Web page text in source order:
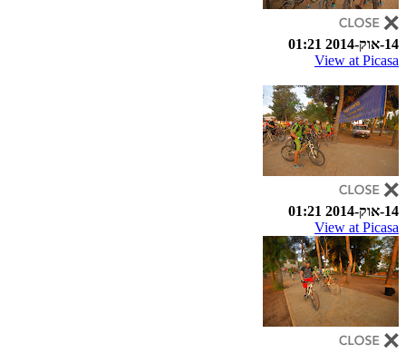
14-אוק-2014 01:21
View at Picasa
14-אוק-2014 01:21
View at Picasa